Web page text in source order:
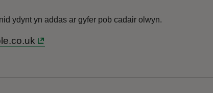
ydynt yn addas ar gyfer pob cadair olwyn.